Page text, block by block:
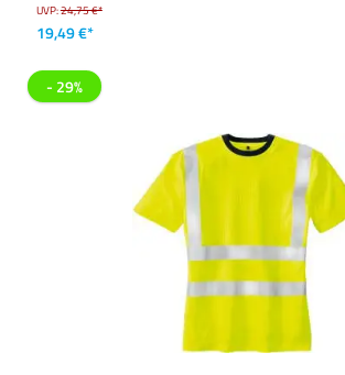
UVP:24,75 €*
19,49 €*
- 29%